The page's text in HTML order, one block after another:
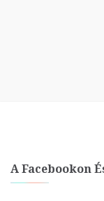
A Facebookon